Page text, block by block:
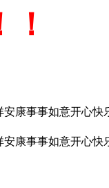
安康事事如意开心
安康事事如意开心